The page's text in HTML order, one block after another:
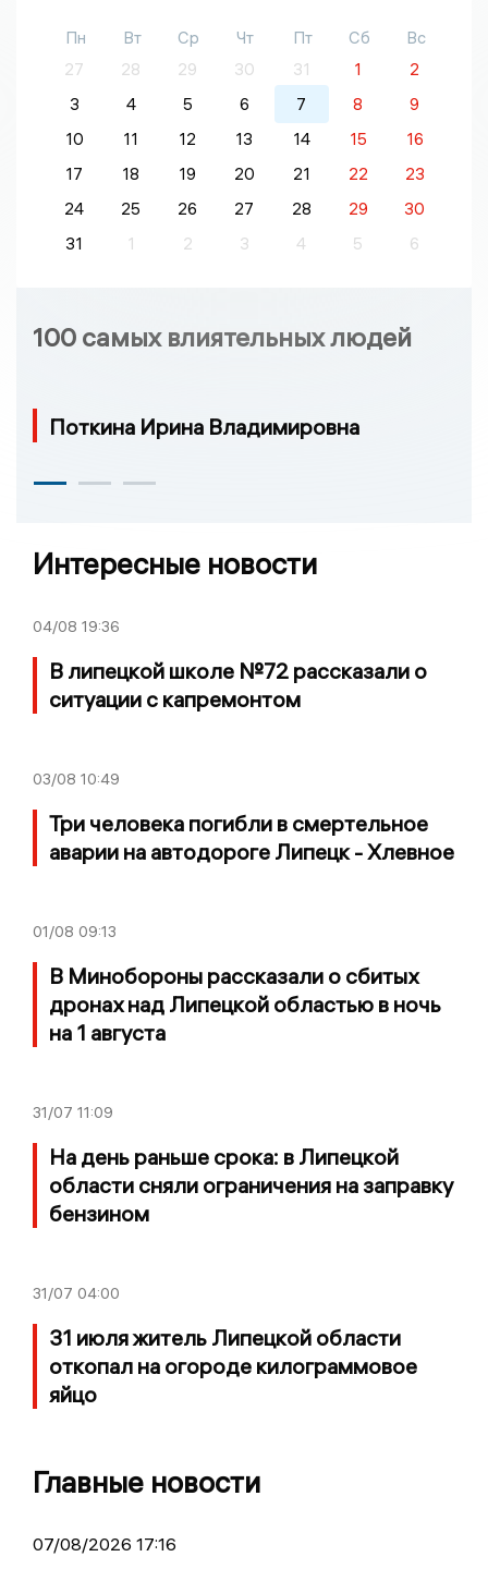
Пн Вт Ср Чт Пт Сб
Вс
27
28 29 30 31 1
2
3
4 5 6 7 8
9
10
11 12 13 14 15
16
17
18 19 20 21 22
23
24
25 26 27 28 29
30
31
1 2 3 4 5 6
100 самых влиятельных людей
Поткина Ирина Владимировна
Интересные новости
04/08 19:36
В липецкой школе №72 рассказали о
ситуации с капремонтом
03/08 10:49
Три человека погибли в смертельное
аварии на автодороге Липецк - Хлевное
01/08 09:13
В Минобороны рассказали о сбитых
дронах над Липецкой областью в ночь
на 1 августа
31/07 11:09
На день раньше срока: в Липецкой
области сняли ограничения на заправку
бензином
31/07 04:00
31 июля житель Липецкой области
откопал на огороде килограммовое
яйцо
Главные новости
07/08/2026 17:16